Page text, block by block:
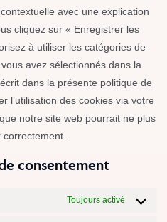
avec une explication
cliquez sur « Enregistrer les
à utiliser les catégories de
avez sélectionnés dans la
dans la présente politique de
l’utilisation des cookies via votre
notre site web pourrait ne plus
consentement
Toujours activé